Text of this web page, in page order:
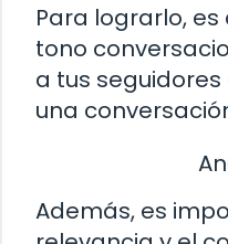
Para lograrlo, es
tono
a tus
una
Además, es